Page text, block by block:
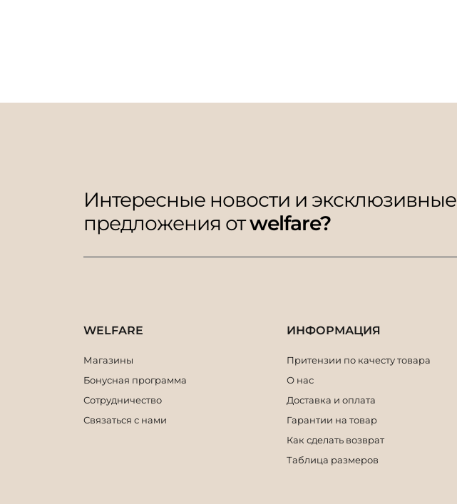
Интересные новости и эксклюзивные
предложения отwelfare?
WELFARE
Магазины
Бонусная программа
Сотрудничество
Связаться с нами
ИНФОРМАЦИЯ
Притензии по качесту товара
О нас
Доставка и оплата
Гарантии на товар
Как сделать возврат
Таблица размеров